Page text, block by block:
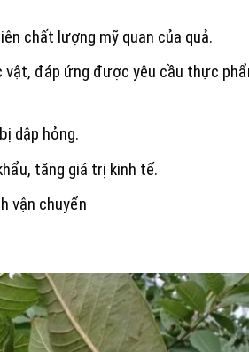
chất lượng mỹ quan của quả.
đáp ứng được yêu cầu thực
dập hỏng.
tăng giá trị kinh tế.
vận chuyển